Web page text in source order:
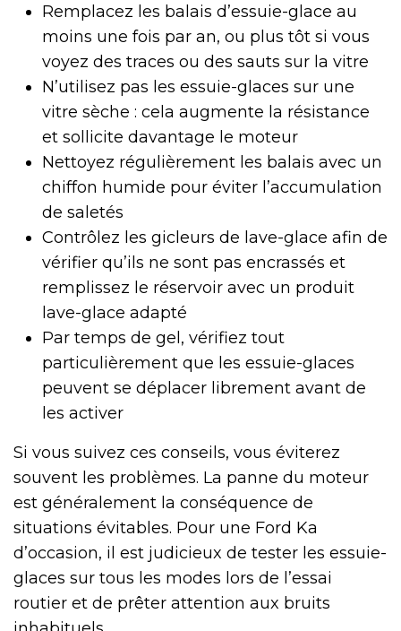
Remplacez les balais d’essuie-glace au
moins une fois par an, ou plus tôt si vous
voyez des traces ou des sauts sur la vitre
N’utilisez pas les essuie-glaces sur une
vitre sèche : cela augmente la résistance
et sollicite davantage le moteur
Nettoyez régulièrement les balais avec un
chiffon humide pour éviter l’accumulation
de saletés
Contrôlez les gicleurs de lave-glace afin de
vérifier qu’ils ne sont pas encrassés et
remplissez le réservoir avec un produit
lave-glace adapté
Par temps de gel, vérifiez tout
particulièrement que les essuie-glaces
peuvent se déplacer librement avant de
les activer
Si vous suivez ces conseils, vous éviterez
souvent les problèmes. La panne du moteur
est généralement la conséquence de
situations évitables. Pour une Ford Ka
d’occasion, il est judicieux de tester les essuie-
glaces sur tous les modes lors de l’essai
routier et de prêter attention aux bruits